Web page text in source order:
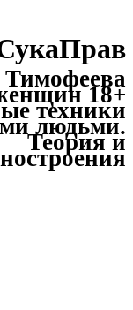
18+
техники
людьми.
Теория и